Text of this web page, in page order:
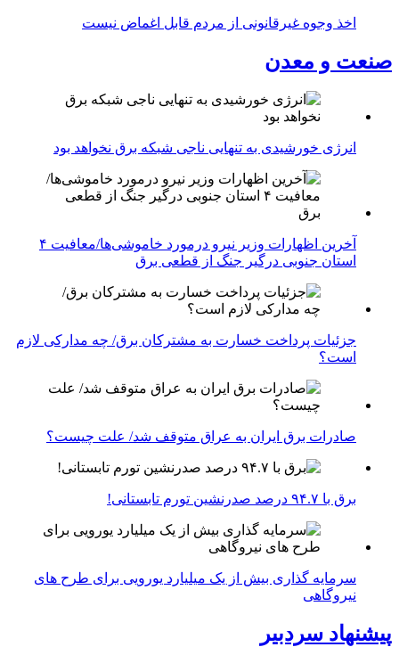
اخذ وجوه غیرقانونی از مردم قابل اغماض نیست
صنعت و معدن
انرژی خورشیدی به تنهایی ناجی شبکه برق نخواهد بود
آخرین اظهارات وزیر نیرو درمورد خاموشی‌ها/معافیت ۴
استان جنوبی درگیر جنگ از قطعی برق
جزئیات پرداخت خسارت به مشترکان برق/ چه مدارکی لازم
است؟
صادرات برق ایران به عراق متوقف شد/ علت چیست؟
برق با ۹۴.۷ درصد صدرنشین تورم تابستانی!
سرمایه گذاری بیش از یک میلیارد یورویی برای طرح های
نیروگاهی
پیشنهاد سردبیر